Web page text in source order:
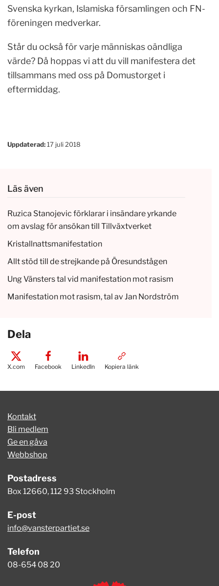
Svenska kyrkan, Islamiska församlingen och FN-
föreningen medverkar.
Står du också för varje människas oändliga
värde? Då hoppas vi att du vill manifestera det
tillsammans med oss på Domustorget i
eftermiddag.
Uppdaterad:17 juli 2018
Läs även
Ruzica Stanojevic förklarar i insändare yrkande
om avslag för ansökan till Tillväxtverket
Kristallnattsmanifestation
Allt stöd till de strejkande på Öresundstågen
Ung Vänsters tal vid manifestation mot rasism
Manifestation mot rasism, tal av Jan Nordström
Dela
X.com Facebook LinkedIn Kopiera länk
Kontakt
Bli medlem
Ge en gåva
Webbshop
Postadress
Box 12660, 112 93 Stockholm
E-post
info@vansterpartiet.se
Telefon
08-654 08 20